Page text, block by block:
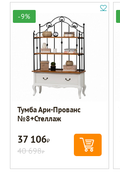
-9%
Тумба Ари-Прованс
№8+Стеллаж
37 106Р
40 698Р